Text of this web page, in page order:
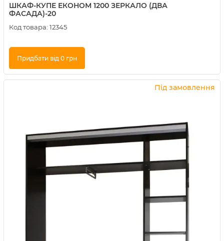
ШКАФ-КУПЕ ЕКОНОМ 1200 ЗЕРКАЛО (ДВА
ФАСАДА)-20
Код товара: 12345
Придбати від 0 грн
Купити в 1 клік
Під замовлення